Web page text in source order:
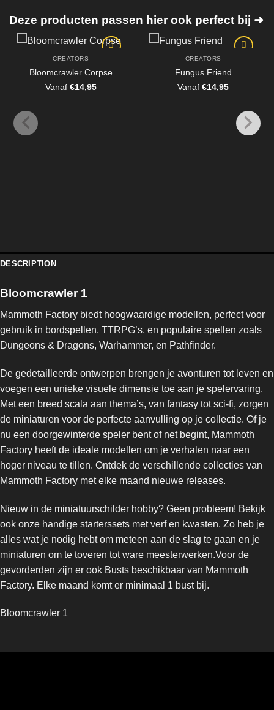
Deze producten passen hier ook perfect bij ➜
CREATORS
Bloomcrawler Corpse
Vanaf €14,95
CREATORS
Fungus Friend
Vanaf€14,95
DESCRIPTION
Bloomcrawler 1
Mammoth Factory biedt hoogwaardige modellen, perfect voor
gebruik in bordspellen, TTRPG’s, en populaire spellen zoals
Dungeons & Dragons, Warhammer, en Pathfinder.
De gedetailleerde ontwerpen brengen je avonturen tot leven en
voegen een unieke visuele dimensie toe aan je spelervaring.
Met een breed scala aan thema’s, van fantasy tot sci-fi, zorgen
de miniaturen voor de perfecte aanvulling op je collectie. Of je
nu een doorgewinterde speler bent of net begint, Mammoth
Factory heeft de ideale modellen om je verhalen naar een
hoger niveau te tillen. Ontdek de verschillende collecties van
Mammoth Factory met elke maand nieuwe releases.
Nieuw in de miniatuurschilder hobby? Geen probleem! Bekijk
ook onze handige starterssets met verf en kwasten. Zo heb je
alles wat je nodig hebt om meteen aan de slag te gaan en je
miniaturen om te toveren tot ware meesterwerken.Voor de
gevorderden zijn er ook Busts beschikbaar van Mammoth
Factory. Elke maand komt er minimaal 1 bust bij.
Bloomcrawler 1